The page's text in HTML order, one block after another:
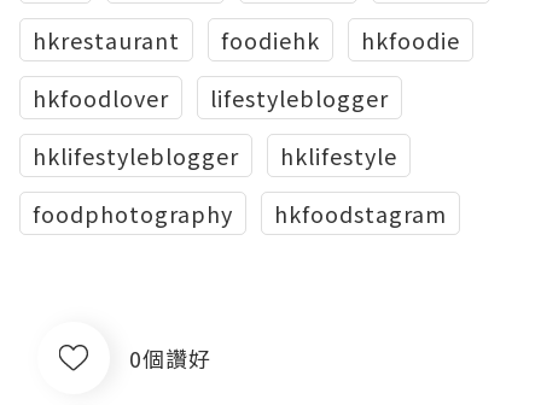
hkrestaurant
foodiehk
hkfoodie
hkfoodlover
lifestyleblogger
hklifestyleblogger
hklifestyle
foodphotography
hkfoodstagram
0個讚好